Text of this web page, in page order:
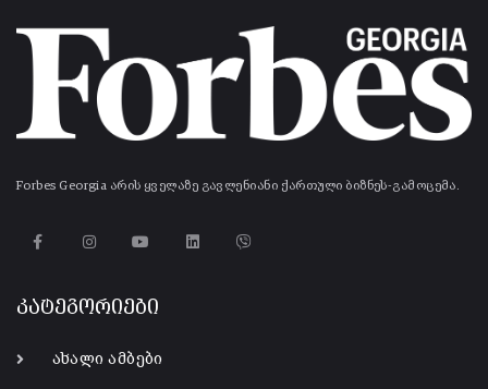
Forbes Georgia არის ყველაზე გავლენიანი ქართული ბიზნეს-გამოცემა.
კატეგორიები
ახალი ამბები